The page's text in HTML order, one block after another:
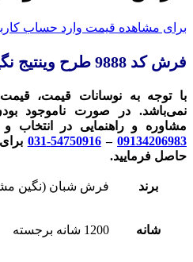
برای مشاهده قیمت وارد حساب
فرش کد 9888 طرح وینتیج
با توجه به نوسانات قیمت،
نمی‌باشد. در صورت ناموجود
مشاوره و راهنمایی در انتخاب و
09134206983
–
54750916-031
حاصل فرمایید.
برند فرش شبان (نگین
شانه 1200 شانه برجسته